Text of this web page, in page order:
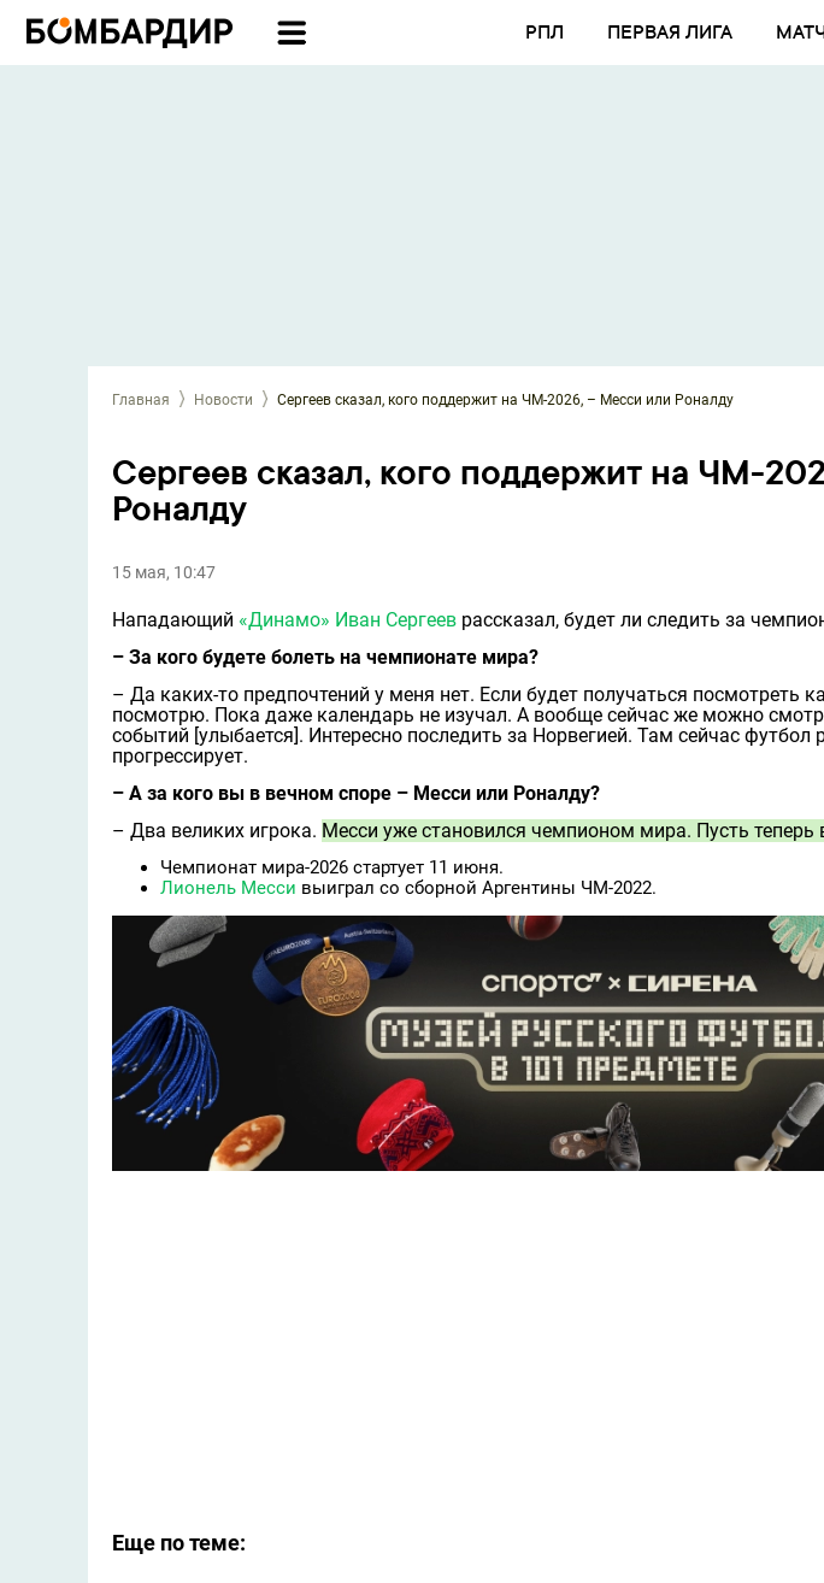
РПЛ ПЕРВАЯ ЛИГА
Главная Новости Сергеев сказал, кого поддержит на ЧМ-2026, – Месси или Роналду
Сергеев сказал, кого поддержит на ЧМ-
Роналду
15 мая, 10:47
Нападающий «Динамо» Иван Сергеев рассказал, будет ли следить за
– За кого будете болеть на чемпионате мира?
– Да каких-то предпочтений у меня нет. Если будет получаться посмотреть
посмотрю. Пока даже календарь не изучал. А вообще сейчас же можно
событий [улыбается]. Интересно последить за Норвегией. Там сейчас футбол
прогрессирует.
– А за кого вы в вечном споре – Месси или Роналду?
– Два великих игрока. Месси уже становился чемпионом мира. Пусть теперь
Чемпионат мира-2026 стартует 11 июня.
Лионель Месси выиграл со сборной Аргентины ЧМ-2022.
Еще по теме: